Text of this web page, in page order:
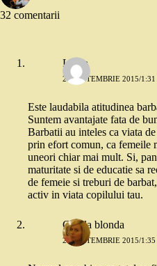
32 comentarii
Laura
21 SEPTEMBRIE 2015/1:31
Este laudabila atitudinea
Suntem avantajate fata de
Barbatii au inteles ca viata
prin efort comun, ca femeile
uneori chiar mai mult. Si,
maturitate si de educatie sa
de femeie si treburi de
activ in viata copilului tau.
Copila blonda
21 SEPTEMBRIE 2015/1:35